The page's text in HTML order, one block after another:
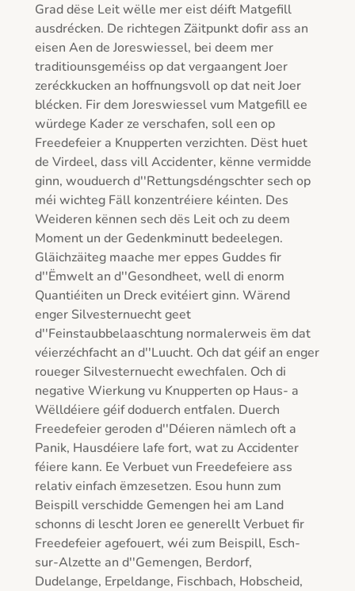
Grad dëse Leit wëlle mer eist déift Matgefill
ausdrécken. De richtegen Zäitpunkt dofir ass an
eisen Aen de Joreswiessel, bei deem mer
traditiounsgeméiss op dat vergaangent Joer
zeréckkucken an hoffnungsvoll op dat neit Joer
blécken. Fir dem Joreswiessel vum Matgefill ee
würdege Kader ze verschafen, soll een op
Freedefeier a Knupperten verzichten. Dëst huet
de Virdeel, dass vill Accidenter, kënne vermidde
ginn, wouduerch d''Rettungsdéngschter sech op
méi wichteg Fäll konzentréiere kéinten. Des
Weideren kënnen sech dës Leit och zu deem
Moment un der Gedenkminutt bedeelegen.
Gläichzäiteg maache mer eppes Guddes fir
d''Ëmwelt an d''Gesondheet, well di enorm
Quantiéiten un Dreck evitéiert ginn. Wärend
enger Silvesternuecht geet
d''Feinstaubbelaaschtung normalerweis ëm dat
véierzéchfacht an d''Luucht. Och dat géif an enger
roueger Silvesternuecht ewechfalen. Och di
negative Wierkung vu Knupperten op Haus- a
Wëlldéiere géif doduerch entfalen. Duerch
Freedefeier geroden d''Déieren nämlech oft a
Panik, Hausdéiere lafe fort, wat zu Accidenter
féiere kann. Ee Verbuet vun Freedefeiere ass
relativ einfach ëmzesetzen. Esou hunn zum
Beispill verschidde Gemengen hei am Land
schonns di lescht Joren ee generellt Verbuet fir
Freedefeier agefouert, wéi zum Beispill, Esch-
sur-Alzette an d''Gemengen, Berdorf,
Dudelange, Erpeldange, Fischbach, Hobscheid,